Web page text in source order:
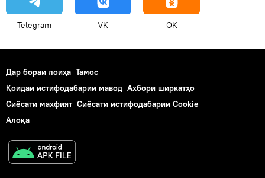
Telegram VK OK
Дар бораи лоиҳа Тамос
Қоидаи истифодабарии мавод Ахбори ширкатҳо
Сиёсати махфият Сиёсати истифодабарии Cookie
Алоқа